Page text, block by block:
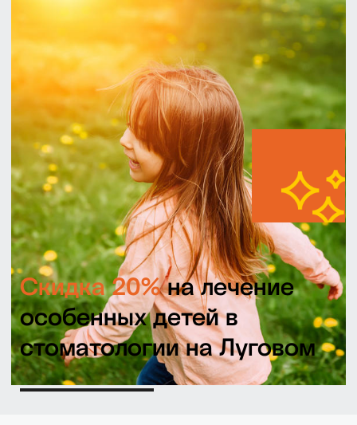
Скидка 20%на лечение
особенных детей в
стоматологии на Луговом
*Подробные условия спецпредложения
уточняйте в стоматологии ПрезиДЕНТ на
Луговой, Марьино
Записаться на прием